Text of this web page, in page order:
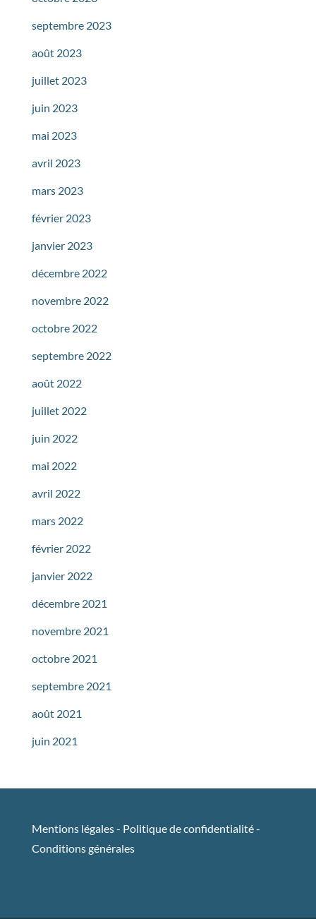
septembre 2023
août 2023
juillet 2023
juin 2023
mai 2023
avril 2023
mars 2023
février 2023
janvier 2023
décembre 2022
novembre 2022
octobre 2022
septembre 2022
août 2022
juillet 2022
juin 2022
mai 2022
avril 2022
mars 2022
février 2022
janvier 2022
décembre 2021
novembre 2021
octobre 2021
septembre 2021
août 2021
juin 2021
Mentions légales- Politique de confidentialité-
Conditions générales